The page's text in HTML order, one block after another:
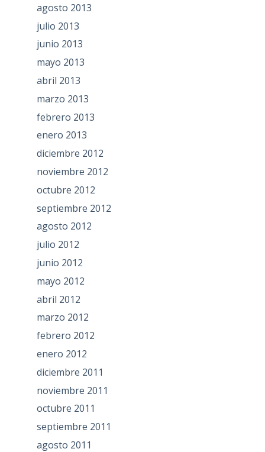
agosto 2013
julio 2013
junio 2013
mayo 2013
abril 2013
marzo 2013
febrero 2013
enero 2013
diciembre 2012
noviembre 2012
octubre 2012
septiembre 2012
agosto 2012
julio 2012
junio 2012
mayo 2012
abril 2012
marzo 2012
febrero 2012
enero 2012
diciembre 2011
noviembre 2011
octubre 2011
septiembre 2011
agosto 2011